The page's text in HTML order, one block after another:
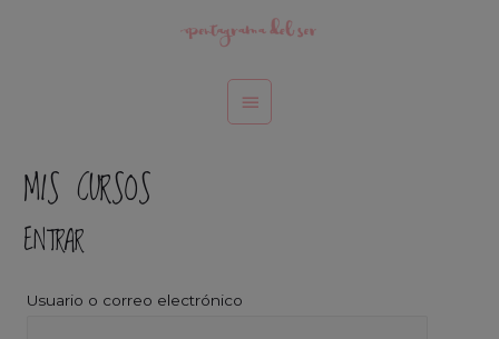
MIS CURSOS
ENTRAR
Usuario o correo electrónico